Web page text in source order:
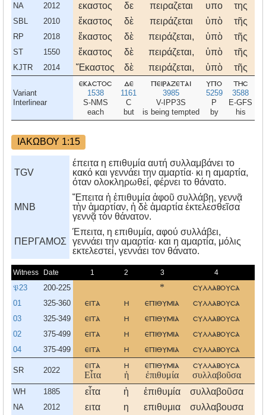
NA 2012 εκαστος δε πειραζεται υπο της
SBL 2010 ἕκαστος δὲ πειράζεται ὑπὸ τῆς
RP 2018 ἕκαστος δὲ πειράζεται, ὑπὸ τῆς
ST 1550 ἕκαστος δὲ πειράζεται, ὑπὸ τῆς
KJTR 2014 Ἕκαστος δὲ πειράζεται, ὑπὸ τῆς
Variant
Interlinear
εκαστοσ
1538
S-NMS
each
δε
1161
C
but
πειραζεται
3985
V-IPP3S
is being tempted
υπο
5259
P
by
τησ
3588
E-GFS
his
ΙΑΚΩΒΟΥ 1:15
TGV
έπειτα η επιθυμία αυτή συλλαμβάνει το
κακό και γεννάει την αμαρτία· κι η αμαρτία,
όταν ολοκληρωθεί, φέρνει το θάνατο.
MNB
Ἔπειτα ἡ ἐπιθυμία ἀφοῦ συλλάβῃ, γεννᾷ
τὴν ἁμαρτίαν, ἡ δὲ ἁμαρτία ἐκτελεσθεῖσα
γεννᾷ τὸν θάνατον.
ΠΕΡΓΑΜΟΣ
Έπειτα, η επιθυμία, αφού συλλάβει,
γεννάει την αμαρτία· και η αμαρτία, μόλις
εκτελεστεί, γεννάει τον θάνατο.
Witness Date 1 2 3 4
𝔓23 200-225 * συλλαβουσα
01 325-360 ειτα η επιθυμια συλλαβουσα
03 325-349 ειτα η επιθυμια συλλαβουσα
02 375-499 ειτα η επιθυμια συλλαβουσα
04 375-499 ειτα η επιθυμια συλλαβουσα
SR 2022
ειτα
Εἶτα
η
ἡ
επιθυμια
ἐπιθυμία
συλλαβουσα
συλλαβοῦσα
WH 1885 εἶτα ἡ ἐπιθυμία συλλαβοῦσα
NA 2012 ειτα η επιθυμια συλλαβουσα